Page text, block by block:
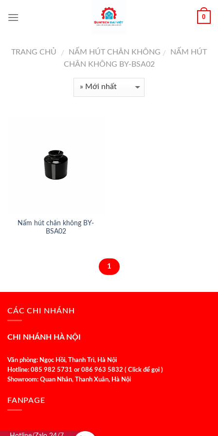
0
TRANG CHỦ / NẤM HÚT CHÂN KHÔNG /
NẤM HÚT
CHÂN KHÔNG BY-BSA02
Nấm hút chân không BY-
BSA02
1
CÁC CHI NHÁNH
CHI NHÁNH HÀ NỘI
Văn phòng: Ngọc Hồi, Thanh Trì, Hà Nội
Hotline: 085 982 5731 or 086 963 5832 ( Click để gọi )
Showroom: Quan Nhân, Thanh Xuân, Hà Nội
FANPAGE